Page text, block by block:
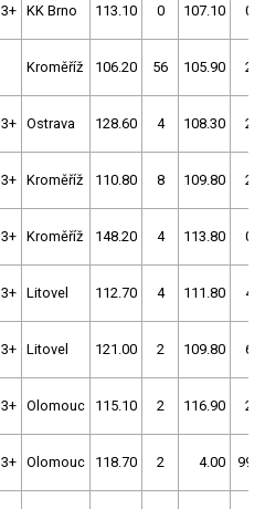
3+ KK Brno 113.10 0 107.10 0
Kroměříž 106.20 56 105.90 2
3+ Ostrava 128.60 4 108.30 2
3+ Kroměříž 110.80 8 109.80 2
3+ Kroměříž 148.20 4 113.80 0
3+ Litovel 112.70 4 111.80 4
3+ Litovel 121.00 2 109.80 6
3+ Olomouc 115.10 2 116.90 2
3+ Olomouc 118.70 2 4.00 999